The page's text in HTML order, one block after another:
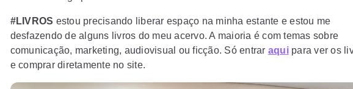
#LIVROS estou precisando liberar espaço na minha estante e estou me
desfazendo de alguns livros do meu acervo. A maioria é com temas sobre
comunicação, marketing, audiovisual ou ficção. Só entrar aquipara ver os
e comprar diretamente no site.